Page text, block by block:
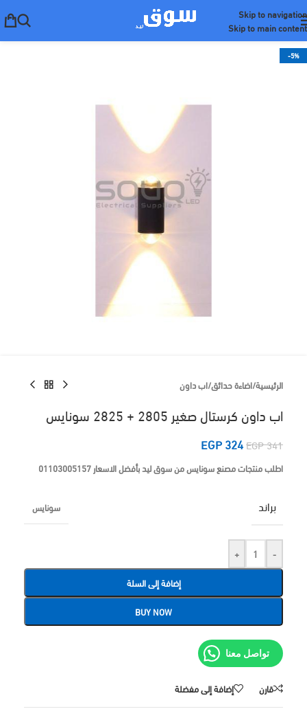
Skip to navigation
Skip to main content
-5%
الرئيسية/اضاءة حدائق/اب داون
اب داون كرستال صغير 2805 + 2825 سونايس
EGP341
EGP324
اطلب منتجات مصنع سونايس من سوق ليد بأفضل الاسعار 01103005157
براند سونايس
-
+
إضافة إلى السلة
BUY NOW
تواصل معنا
قارن إضافة إلى مفضلة